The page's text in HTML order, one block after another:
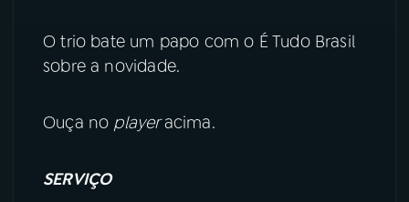
TikTok
O trio bate um papo com o É Tudo Brasil
sobre a novidade.
Ouça no playeracima.
SERVIÇO